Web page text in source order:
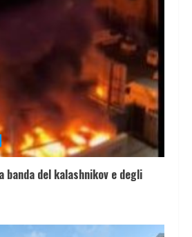
banda del kalashnikov e degli